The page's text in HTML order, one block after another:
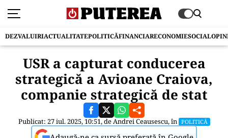
DEZVALUIRIACTUALITATEPOLITICĂFINANCIARECONOMIESOCIAL
USR a capturat conducerea
strategică a Avioane Craiova,
companie strategică de stat
Publicat: 27 iul. 2025, 10:51, deAndrei Ceausescu, în POLITICĂ